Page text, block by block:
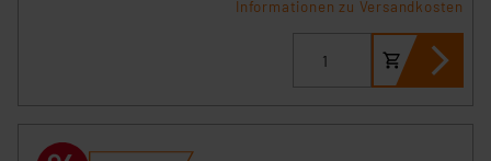
Informationen zu Versandkosten